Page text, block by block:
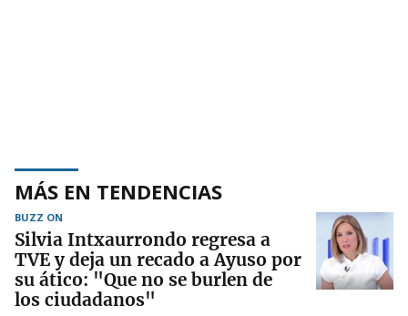
MÁS EN TENDENCIAS
BUZZ ON
Silvia Intxaurrondo regresa a
TVE y deja un recado a Ayuso por
su ático: "Que no se burlen de
los ciudadanos"